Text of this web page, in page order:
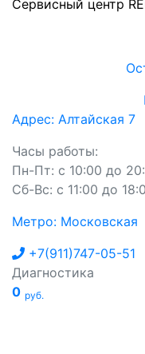
Сервисный центр
Адрес: Алтайская 7
Часы работы:
Пн-Пт: с 10:00 до
Сб-Вс: с 11:00 до
Метро: Московская
+7(911)747-05-51
Диагностика
0 руб.